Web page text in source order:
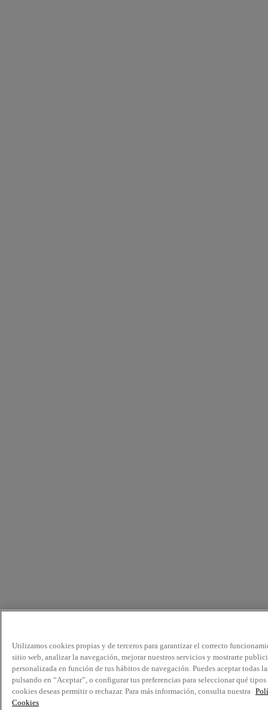
Utilizamos cookies propias y de terceros para garantizar el correcto
sitio web, analizar la navegación, mejorar nuestros servicios y mostrarte
personalizada en función de tus hábitos de navegación. Puedes aceptar todas
pulsando en “Aceptar”, o configurar tus preferencias para seleccionar qué tipos
cookies deseas permitir o rechazar. Para más información, consulta nuestra
Cookies